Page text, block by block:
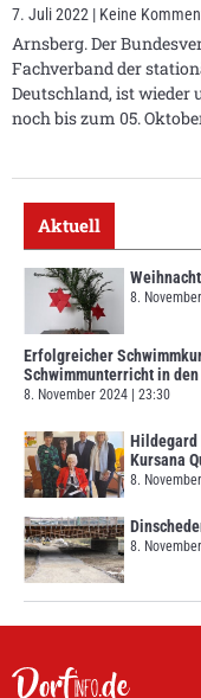
7. Juli 2022 Keine
Arnsberg. Der
Fachverband der
Deutschland, ist wieder
noch bis zum 05.
Aktuell
8.
Erfolgreicher
Schwimmunterricht in
8. November 2024 23:30
Hildegard
Kursana
8.
8.